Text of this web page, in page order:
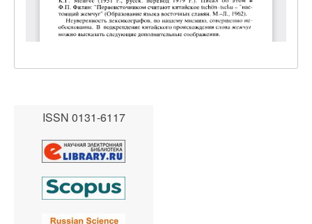
ISSN 0131-6117